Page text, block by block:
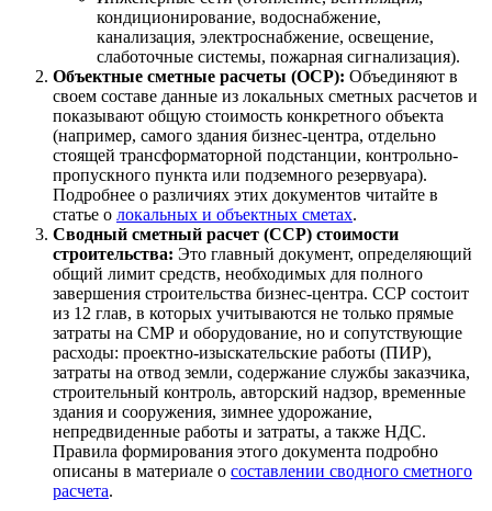
кондиционирование, водоснабжение,
канализация, электроснабжение, освещение,
слаботочные системы, пожарная сигнализация).
Объектные сметные расчеты (ОСР): Объединяют в
своем составе данные из локальных сметных расчетов и
показывают общую стоимость конкретного объекта
(например, самого здания бизнес-центра, отдельно
стоящей трансформаторной подстанции, контрольно-
пропускного пункта или подземного резервуара).
Подробнее о различиях этих документов читайте в
статье о локальных и объектных сметах.
Сводный сметный расчет (ССР) стоимости
строительства: Это главный документ, определяющий
общий лимит средств, необходимых для полного
завершения строительства бизнес-центра. ССР состоит
из 12 глав, в которых учитываются не только прямые
затраты на СМР и оборудование, но и сопутствующие
расходы: проектно-изыскательские работы (ПИР),
затраты на отвод земли, содержание службы заказчика,
строительный контроль, авторский надзор, временные
здания и сооружения, зимнее удорожание,
непредвиденные работы и затраты, а также НДС.
Правила формирования этого документа подробно
описаны в материале о составлении сводного сметного
расчета.